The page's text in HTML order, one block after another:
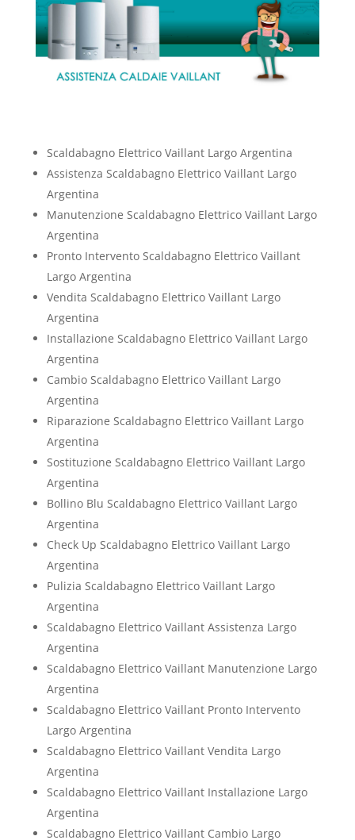
Scaldabagno Elettrico Vaillant Largo Argentina
Assistenza Scaldabagno Elettrico Vaillant Largo
Argentina
Manutenzione Scaldabagno Elettrico Vaillant Largo
Argentina
Pronto Intervento Scaldabagno Elettrico Vaillant
Largo Argentina
Vendita Scaldabagno Elettrico Vaillant Largo
Argentina
Installazione Scaldabagno Elettrico Vaillant Largo
Argentina
Cambio Scaldabagno Elettrico Vaillant Largo
Argentina
Riparazione Scaldabagno Elettrico Vaillant Largo
Argentina
Sostituzione Scaldabagno Elettrico Vaillant Largo
Argentina
Bollino Blu Scaldabagno Elettrico Vaillant Largo
Argentina
Check Up Scaldabagno Elettrico Vaillant Largo
Argentina
Pulizia Scaldabagno Elettrico Vaillant Largo
Argentina
Scaldabagno Elettrico Vaillant Assistenza Largo
Argentina
Scaldabagno Elettrico Vaillant Manutenzione Largo
Argentina
Scaldabagno Elettrico Vaillant Pronto Intervento
Largo Argentina
Scaldabagno Elettrico Vaillant Vendita Largo
Argentina
Scaldabagno Elettrico Vaillant Installazione Largo
Argentina
Scaldabagno Elettrico Vaillant Cambio Largo